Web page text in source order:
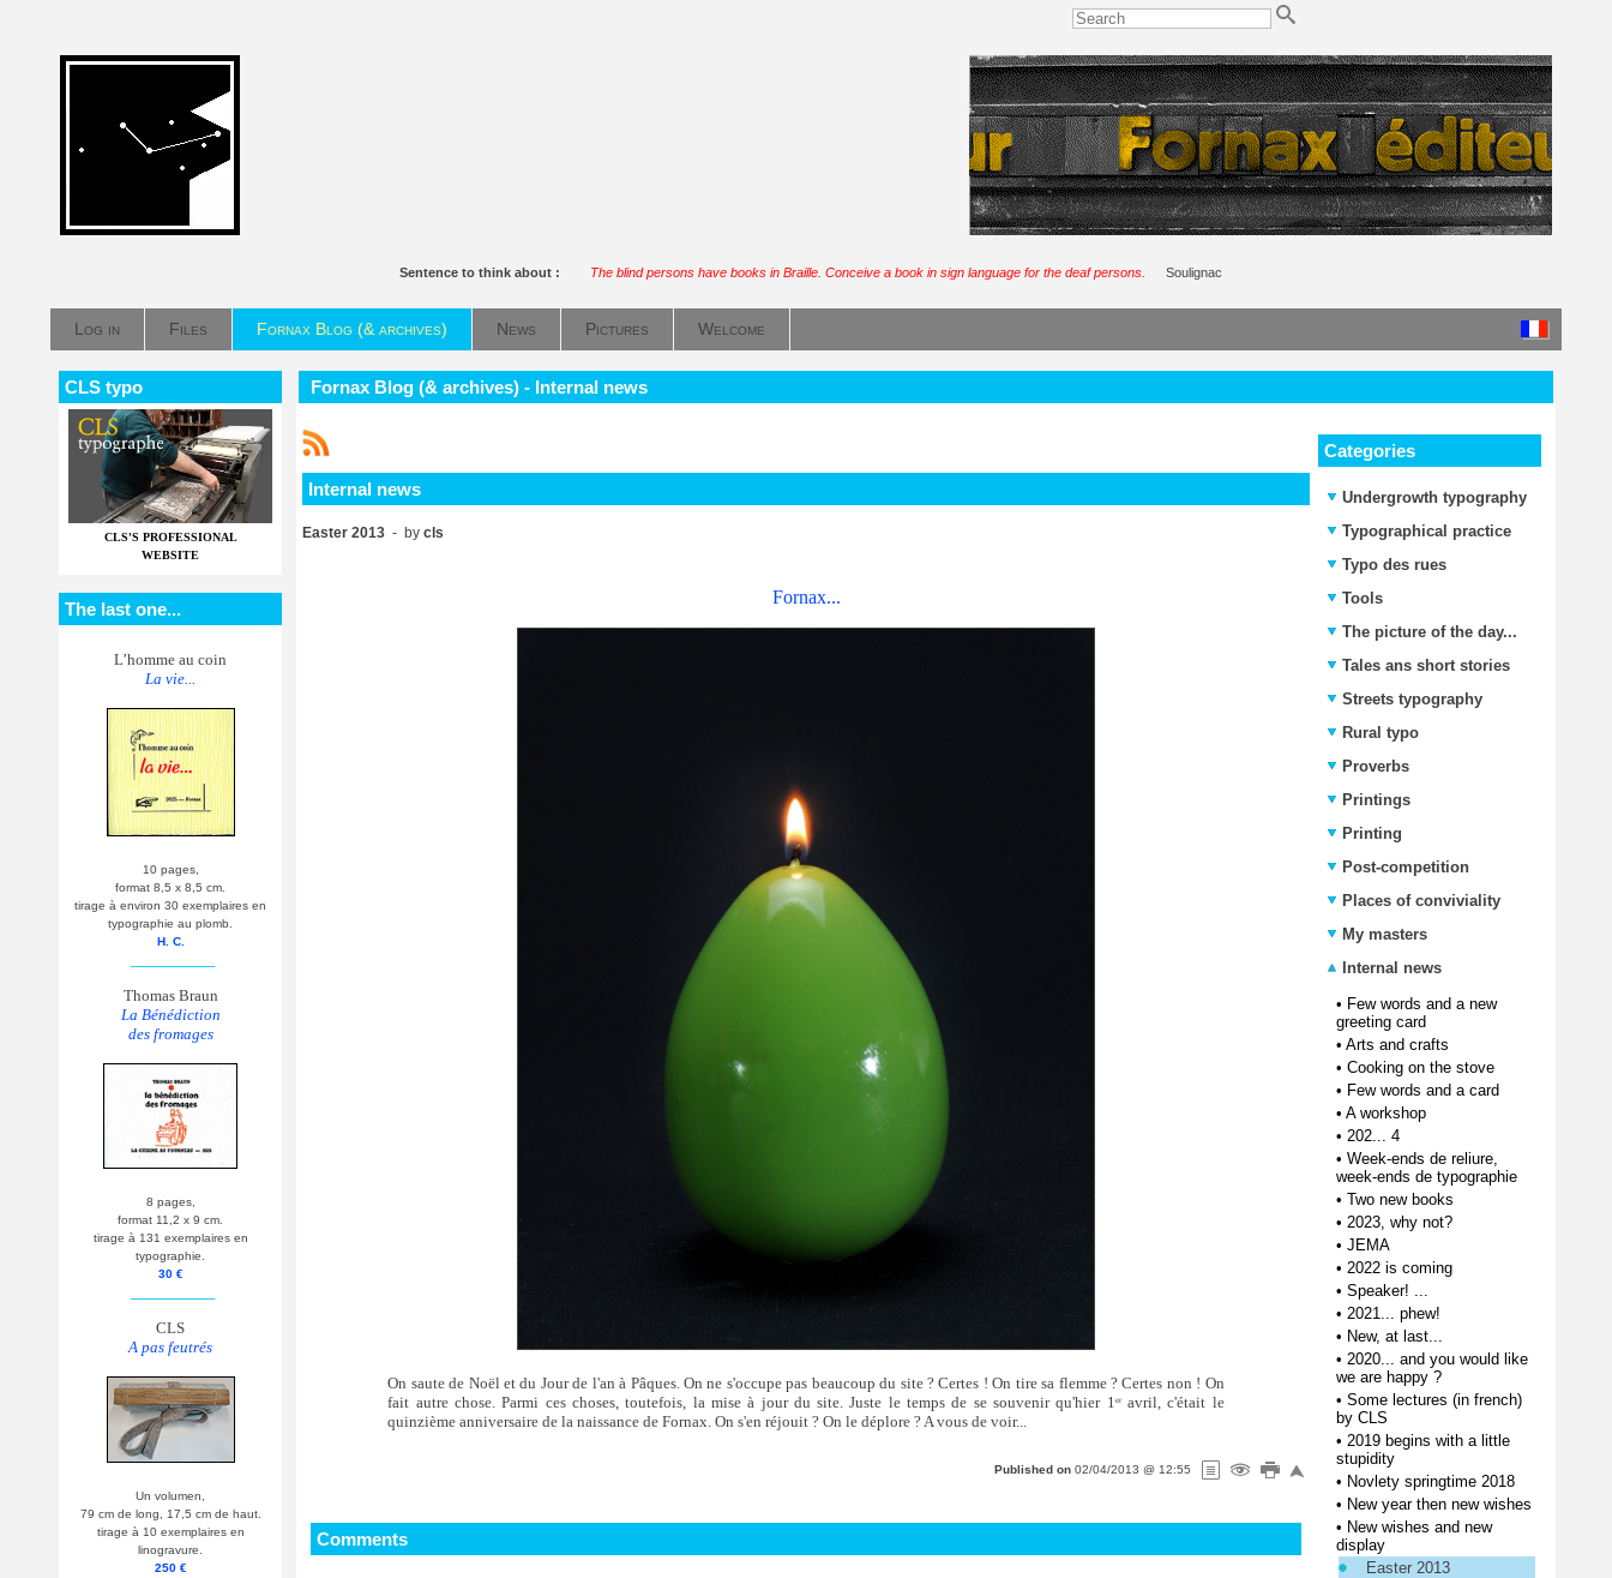
Sentence to think about : The blind persons have books in Braille. Conceive a book in sign language for the deaf persons. Soulignac
Log in Files Fornax Blog (& archives) News Pictures Welcome
CLS typo
CLS'S PROFESSIONAL
WEBSITE
The last one...
L’homme au coin
La vie...
10 pages,
format 8,5 x 8,5 cm.
tirage à environ 30 exemplaires en
typographie au plomb.
H. C.
Thomas Braun
La Bénédiction
des fromages
8 pages,
format 11,2 x 9 cm.
tirage à 131 exemplaires en
typographie.
30 €
CLS
A pas feutrés
Un volumen,
79 cm de long, 17,5 cm de haut.
tirage à 10 exemplaires en
linogravure.
250 €
Fornax Blog (& archives) - Internal news
Internal news
Easter 2013 - by cls
Fornax...
On saute de Noël et du Jour de l'an à Pâques. On ne s'occupe pas beaucoup du site ? Certes ! On tire sa flemme ? Certes non ! On
fait autre chose. Parmi ces choses, toutefois, la mise à jour du site. Juste le temps de se souvenir qu'hier 1 eravril, c'était le
quinzième anniversaire de la naissance de Fornax. On s'en réjouit ? On le déplore ? A vous de voir...
Published on 02/04/2013 @ 12:55
Comments
Categories
Undergrowth typography
Typographical practice
Typo des rues
Tools
The picture of the day...
Tales ans short stories
Streets typography
Rural typo
Proverbs
Printings
Printing
Post-competition
Places of conviviality
My masters
Internal news
• Few words and a new
greeting card
• Arts and crafts
• Cooking on the stove
• Few words and a card
• A workshop
• 202... 4
• Week-ends de reliure,
week-ends de typographie
• Two new books
• 2023, why not?
• JEMA
• 2022 is coming
• Speaker! ...
• 2021... phew!
• New, at last...
• 2020... and you would like
we are happy ?
• Some lectures (in french)
by CLS
• 2019 begins with a little
stupidity
• Novlety springtime 2018
• New year then new wishes
• New wishes and new
display
Easter 2013